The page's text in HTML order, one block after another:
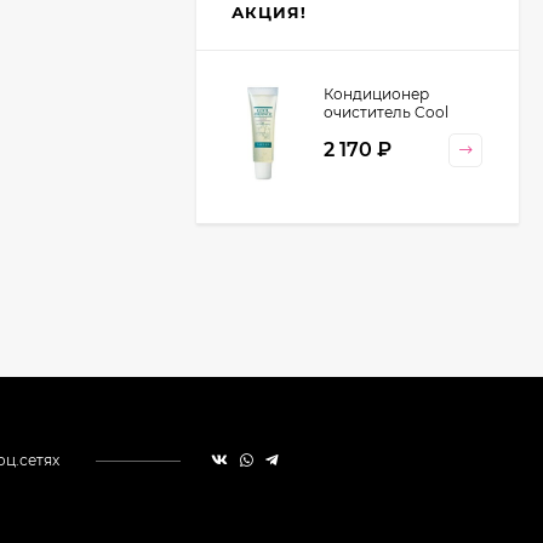
АКЦИЯ!
Кондиционер
очиститель Cool
Cosmetics, 130 гр
2 170 ₽